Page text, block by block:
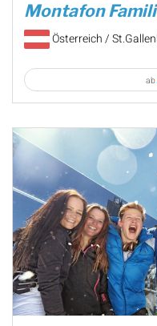
Montafon
Österreich /
ab